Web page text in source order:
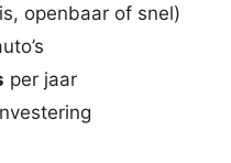
openbaar of snel)
per jaar